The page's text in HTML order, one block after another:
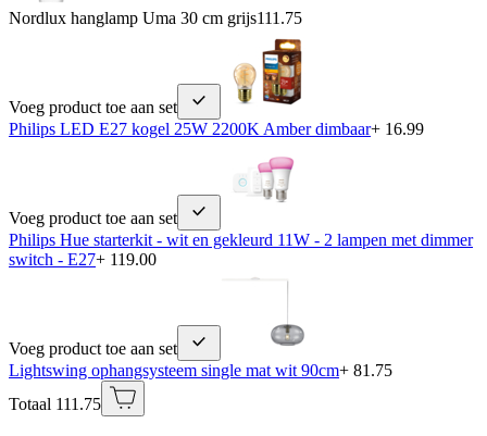
Nordlux hanglamp Uma 30 cm grijs111.75
Voeg product toe aan set
Philips LED E27 kogel 25W 2200K Amber dimbaar+ 16.99
Voeg product toe aan set
Philips Hue starterkit - wit en gekleurd 11W - 2 lampen met dimmer
switch - E27+ 119.00
Voeg product toe aan set
Lightswing ophangsysteem single mat wit 90cm+ 81.75
Totaal 111.75